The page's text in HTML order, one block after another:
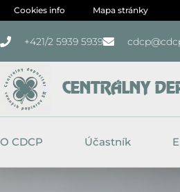
Preskočiť
obsah
Cookies info Mapa stránky
+421/2 5939 5939
CENTRÁLNY
O CDCP Účastník